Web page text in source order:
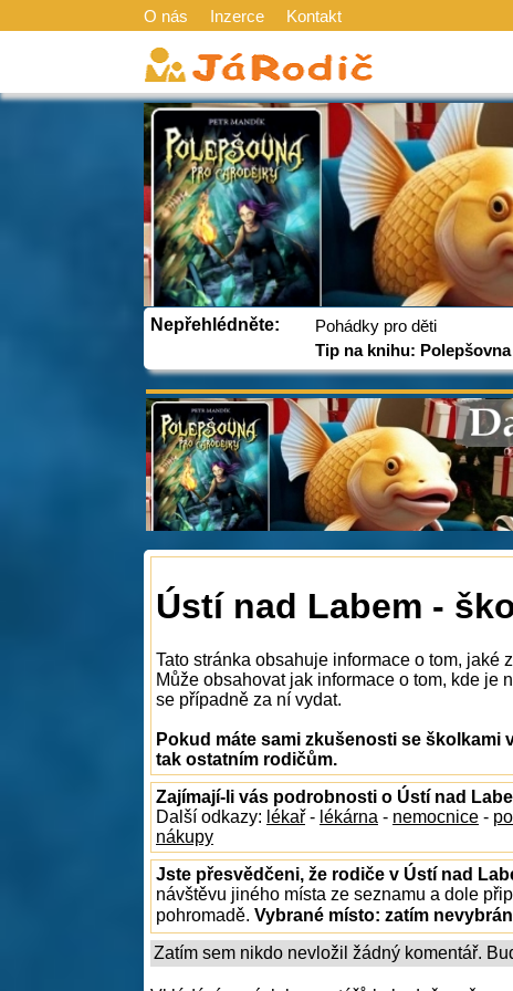
O nás Inzerce Kontakt
Nepřehlédněte:
Pohádky pro děti
Tip na knihu:
Ústí nad Labem -
Tato stránka obsahuje informace o tom, jaké
Může obsahovat jak informace o tom, kde je
se případně za ní vydat.
Pokud máte sami zkušenosti se školkami
tak ostatním rodičům.
Zajímají-li vás podrobnosti o Ústí nad
Další odkazy: lékař - lékárna - nemocnice -
nákupy
Jste přesvědčeni, že rodiče v Ústí nad
návštěvu jiného místa ze seznamu a dole
pohromadě. Vybrané místo: zatím
Zatím sem nikdo nevložil žádný komentář.